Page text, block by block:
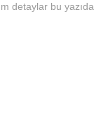
detaylar bu yazıda.